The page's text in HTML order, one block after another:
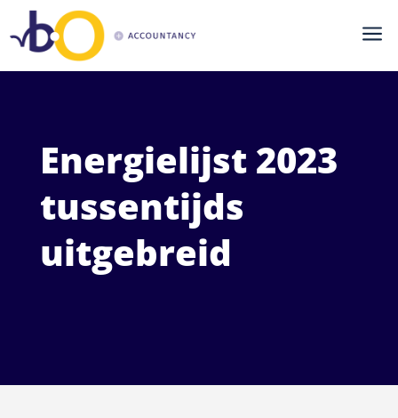
a
Energielijst 2023
tussentijds
uitgebreid